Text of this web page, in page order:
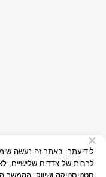
לרבות של צדדים שלישיים,